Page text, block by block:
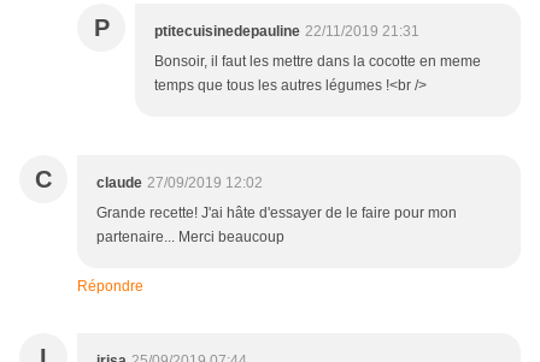
P ptitecuisinedepauline 22/11/2019 21:31
Bonsoir, il faut les mettre dans la cocotte en meme
temps que tous les autres légumes !<br />
C claude 27/09/2019 12:02
Grande recette! J'ai hâte d'essayer de le faire pour mon
partenaire... Merci beaucoup
Répondre